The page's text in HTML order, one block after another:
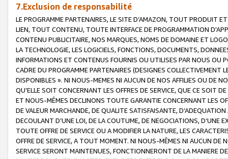
7.Exclusion de responsabilité
LE PROGRAMME PARTENAIRES, LE SITE D’AMAZON, TOUT PRODUIT
LIEN, TOUT CONTENU, TOUTE INTERFACE DE PROGRAMMATION
CONTENU PUBLICITAIRE, NOS MARQUES, NOMS DE DOMAINE ET
LA TECHNOLOGIE, LES LOGICIELS, FONCTIONS, DOCUMENTS,
INFORMATIONS ET CONTENUS FOURNIS OU UTILISES PAR NOUS OU
CADRE DU PROGRAMME PARTENAIRES (DESIGNES COLLECTIVEMENT
DISPONIBLES ». NI NOUS-MEMES NI AUCUN DE NOS AFFILIES OU DE
QU’ELLE SOIT CONCERNANT LES OFFRES DE SERVICE, QUE CE SOIT
ET NOUS-MÊMES DECLINONS TOUTE GARANTIE CONCERNANT LES
DE VALEUR MARCHANDE, DE QUALITE SATISFAISANTE,
DECOULANT D’UNE LOI, DE LA COUTUME, DE NEGOCIATIONS, D’UNE
TOUTE OFFRE DE SERVICE OU A MODIFIER LA NATURE, LES
OFFRE DE SERVICE, A TOUT MOMENT. NI NOUS-MÊMES NI AUCUN DE
SERVICE SERONT MAINTENUES, FONCTIONNERONT DE LA MANIERE